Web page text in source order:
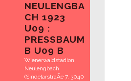
NEULENGBA
CH 1923
U09 :
PRESSBAUM
B U09 B
Wienerwaldstadion
Neulengbach
(SindelarstraÃe 7, 3040